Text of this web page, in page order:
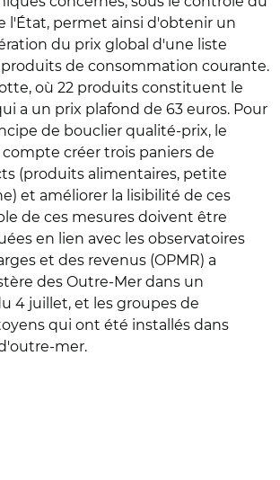
l'État, permet ainsi d'obtenir un
du prix global d'une liste
de consommation courante.
où 22 produits constituent le
a un prix plafond de 63 euros. Pour
de bouclier qualité-prix, le
créer trois paniers de
(produits alimentaires, petite
et améliorer la lisibilité de ces
de ces mesures doivent être
en lien avec les observatoires
et des revenus (OPMR) a
des Outre-Mer dans un
4 juillet, et les groupes de
qui ont été installés dans
mer.